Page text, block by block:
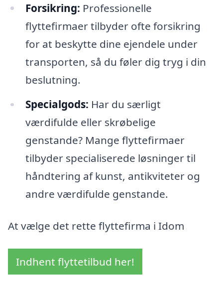
Forsikring: Professionelle
flyttefirmaer tilbyder ofte forsikring
for at beskytte dine ejendele under
transporten, så du føler dig tryg i din
beslutning.
Specialgods: Har du særligt
værdifulde eller skrøbelige
genstande? Mange flyttefirmaer
tilbyder specialiserede løsninger til
håndtering af kunst, antikviteter og
andre værdifulde genstande.
At vælge det rette flyttefirma i Idom
Indhent flyttetilbud her!